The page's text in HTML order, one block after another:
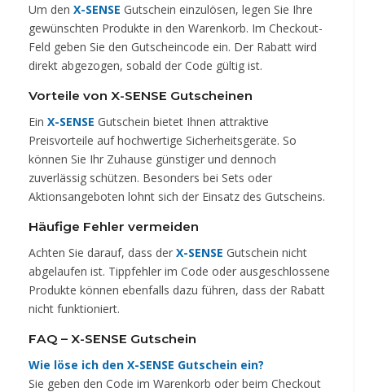
Um den X-SENSE Gutschein einzulösen, legen Sie Ihre
gewünschten Produkte in den Warenkorb. Im Checkout-
Feld geben Sie den Gutscheincode ein. Der Rabatt wird
direkt abgezogen, sobald der Code gültig ist.
Vorteile von X-SENSE Gutscheinen
Ein X-SENSE Gutschein bietet Ihnen attraktive
Preisvorteile auf hochwertige Sicherheitsgeräte. So
können Sie Ihr Zuhause günstiger und dennoch
zuverlässig schützen. Besonders bei Sets oder
Aktionsangeboten lohnt sich der Einsatz des Gutscheins.
Häufige Fehler vermeiden
Achten Sie darauf, dass der X-SENSE Gutschein nicht
abgelaufen ist. Tippfehler im Code oder ausgeschlossene
Produkte können ebenfalls dazu führen, dass der Rabatt
nicht funktioniert.
FAQ – X-SENSE Gutschein
Wie löse ich den X-SENSE Gutschein ein?
Sie geben den Code im Warenkorb oder beim Checkout